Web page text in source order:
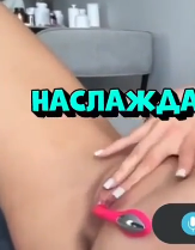
Слив
Слив